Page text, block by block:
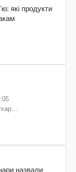
які продукти
назвали